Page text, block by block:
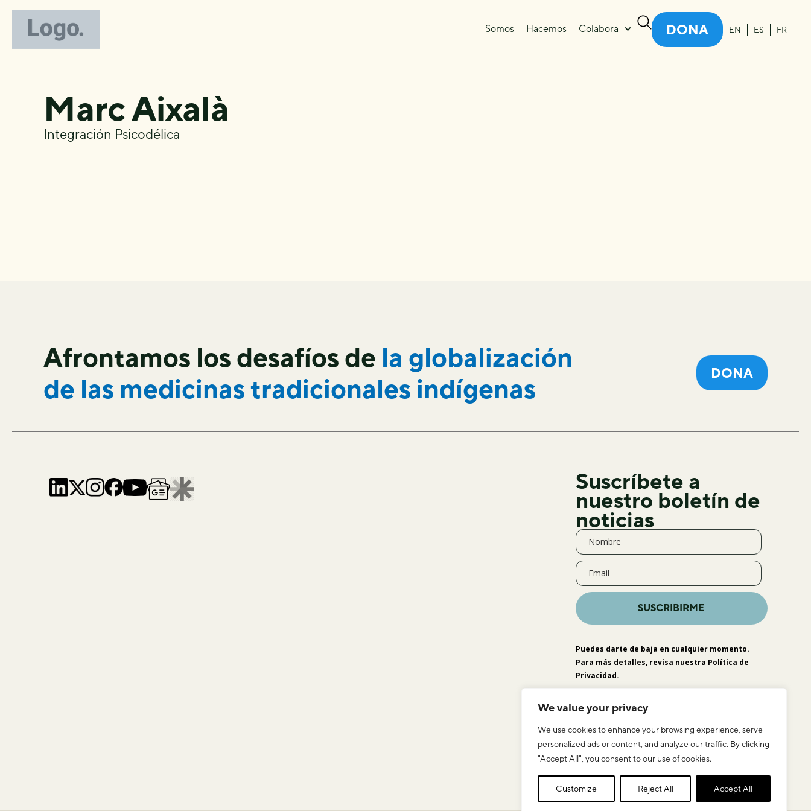
We value your privacy
We use cookies to enhance your browsing experience, serve
personalized ads or content, and analyze our traffic. By clicking
"Accept All", you consent to our use of cookies.
Customize Reject All Accept All
Somos Hacemos Colabora DONA EN ES FR
Marc Aixalà
Integración Psicodélica
Afrontamos los desafíos de la globalización
de las medicinas tradicionales indígenas DONA
Suscríbete a
nuestro boletín de
noticias
SUSCRIBIRME
Puedes darte de baja en cualquier momento.
Para más detalles, revisa nuestra Política de
Privacidad.